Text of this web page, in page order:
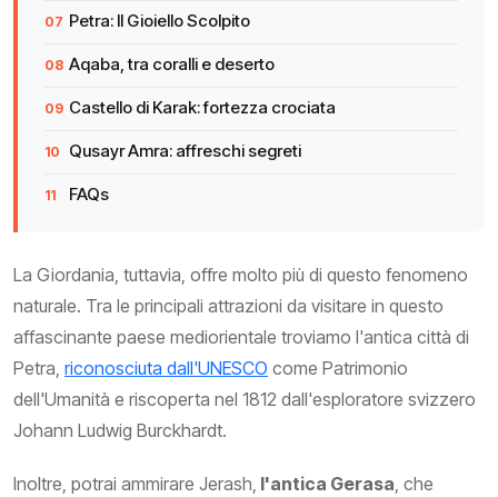
Petra: Il Gioiello Scolpito
Aqaba, tra coralli e deserto
Castello di Karak: fortezza crociata
Qusayr Amra: affreschi segreti
FAQs
La Giordania, tuttavia, offre molto più di questo fenomeno
naturale. Tra le principali attrazioni da visitare in questo
affascinante paese mediorientale troviamo l'antica città di
Petra, riconosciuta dall'UNESCO come Patrimonio
dell'Umanità e riscoperta nel 1812 dall'esploratore svizzero
Johann Ludwig Burckhardt.
Inoltre, potrai ammirare Jerash, l'antica Gerasa, che